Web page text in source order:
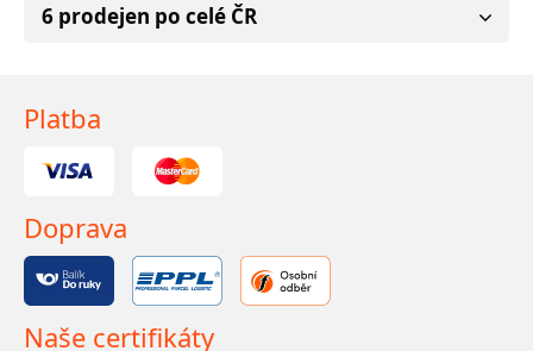
6 prodejen po celé ČR
Platba
Doprava
Naše certifikáty